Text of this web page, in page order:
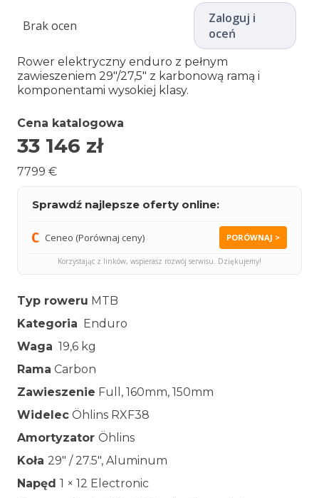
Brak ocen
Zaloguj i
oceń
Rower elektryczny enduro z pełnym
zawieszeniem 29″/27,5″ z karbonową ramą i
komponentami wysokiej klasy.
Cena katalogowa
33 146 zł
7799 €
Sprawdź najlepsze oferty online:
Ceneo (Porównaj ceny) PORÓWNAJ >
Korzystając z linków, wspierasz rozwój serwisu. Dziękujemy!
Typ roweru MTB
Kategoria Enduro
Waga 19,6 kg
Rama Carbon
Zawieszenie Full, 160mm, 150mm
Widelec Öhlins RXF38
Amortyzator Öhlins
Koła 29″ / 27.5″, Aluminum
Napęd 1 × 12 Electronic